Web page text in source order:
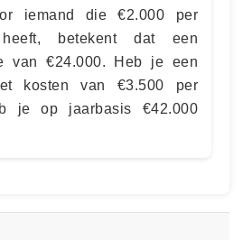
iemand die €2.000 per
betekent dat een
van €24.000. Heb je een
kosten van €3.500 per
je op jaarbasis €42.000